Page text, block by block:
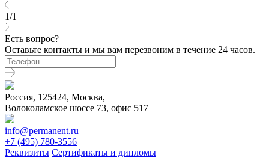
1/1
Есть вопрос?
Оставьте контакты и мы вам перезвоним в течение 24 часов.
Россия, 125424, Москва,
Волоколамское шоссе 73, офис 517
info@permanent.ru
+7 (495) 780-3556
Реквизиты Сертификаты и дипломы